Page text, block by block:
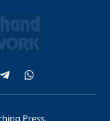
TelegramWhatsApp
Press.